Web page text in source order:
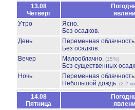
13.08
Четверг
Утро
Ясно.
Без осадков.
День
Переменная
Без осадков.
Вечер
Малооблачно. (15%)
Без существенных
Ночь
Переменная
Небольшой дождь. (2.2
14.08
Пятница